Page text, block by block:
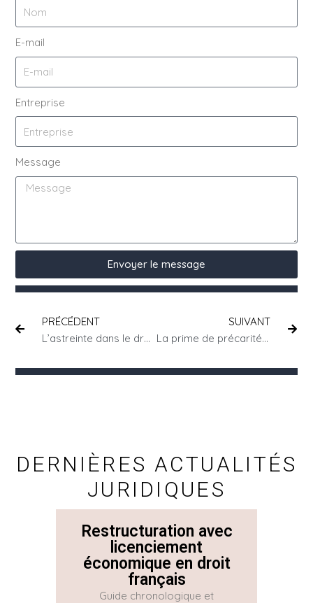
E-mail
Entreprise
Message
Envoyer le message
PRÉCÉDENT
L’astreinte dans le droit social
SUIVANT
La prime de précarité du CDD : montant et conditions
DERNIÈRES ACTUALITÉS
JURIDIQUES
Restructuration avec
licenciement
économique en droit
français
Guide chronologique et